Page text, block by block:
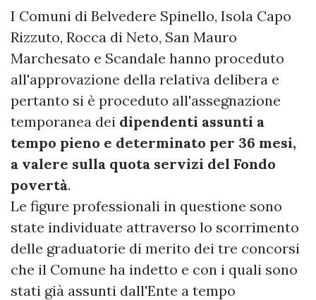
I Comuni di Belvedere Spinello, Isola Capo
Rizzuto, Rocca di Neto, San Mauro
Marchesato e Scandale hanno proceduto
all'approvazione della relativa delibera e
pertanto si è proceduto all'assegnazione
temporanea dei dipendenti assunti a
tempo pieno e determinato per 36 mesi,
a valere sulla quota servizi del Fondo
povertà.
Le figure professionali in questione sono
state individuate attraverso lo scorrimento
delle graduatorie di merito dei tre concorsi
che il Comune ha indetto e con i quali sono
stati già assunti dall'Ente a tempo